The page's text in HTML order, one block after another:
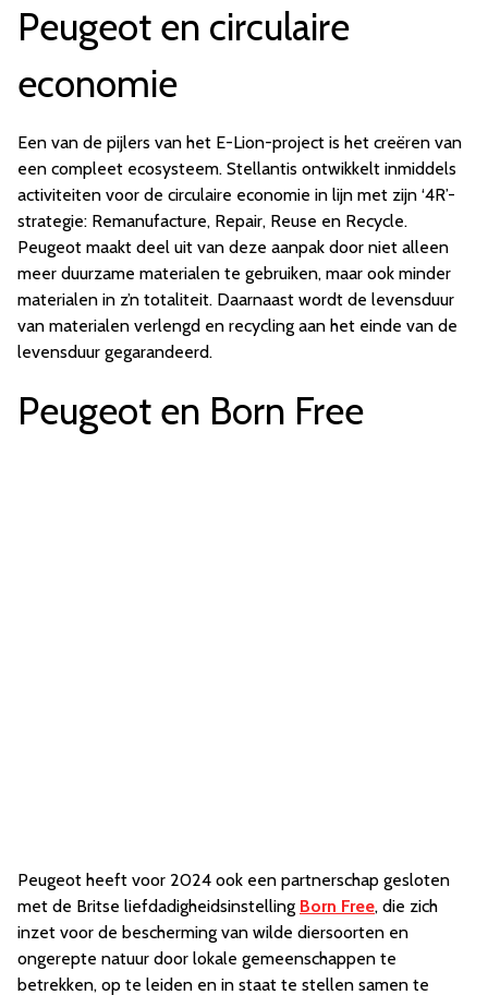
Peugeot en circulaire
economie
Een van de pijlers van het E-Lion-project is het creëren van
een compleet ecosysteem. Stellantis ontwikkelt inmiddels
activiteiten voor de circulaire economie in lijn met zijn ‘4R’-
strategie: Remanufacture, Repair, Reuse en Recycle.
Peugeot maakt deel uit van deze aanpak door niet alleen
meer duurzame materialen te gebruiken, maar ook minder
materialen in z’n totaliteit. Daarnaast wordt de levensduur
van materialen verlengd en recycling aan het einde van de
levensduur gegarandeerd.
Peugeot en Born Free
Peugeot heeft voor 2024 ook een partnerschap gesloten
met de Britse liefdadigheidsinstelling Born Free, die zich
inzet voor de bescherming van wilde diersoorten en
ongerepte natuur door lokale gemeenschappen te
betrekken, op te leiden en in staat te stellen samen te